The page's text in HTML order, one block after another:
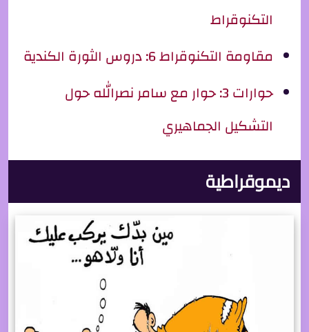
التكنوقراط
مقاومة التكنوقراط 6: دروس الثورة الكندية
حوارات 3: حوار مع سامر نصرالله حول
التشكيل الجماهيري
ديموقراطية